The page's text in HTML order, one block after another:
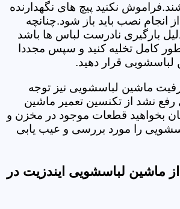
نکنید پیچ های نگهدارنده
نصب باید باز شود.چنانچه
بارگیری نادرست لباس ها باشد
طور کامل تخلیه کنید و سپس مجددا
لباسشویی قرار دهید.
ماشین لباسشویی نیز توجه
نشد از تکنسین تعمیر ماشین
بخواهید قطعات موجود در مخزن و
را مورد بررسی و عیب یابی
ماشین لباسشویی ایندزیت در